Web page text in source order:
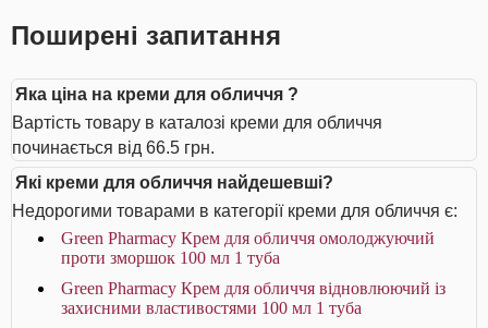
Поширені запитання
Яка ціна на креми для обличчя ?
Вартість товару в каталозі креми для обличчя
починається від 66.5 грн.
Які креми для обличчя найдешевші?
Недорогими товарами в категорії креми для обличчя є:
Green Pharmacy Крем для обличчя омолоджуючий
проти зморшок 100 мл 1 туба
Green Pharmacy Крем для обличчя відновлюючий із
захисними властивостями 100 мл 1 туба